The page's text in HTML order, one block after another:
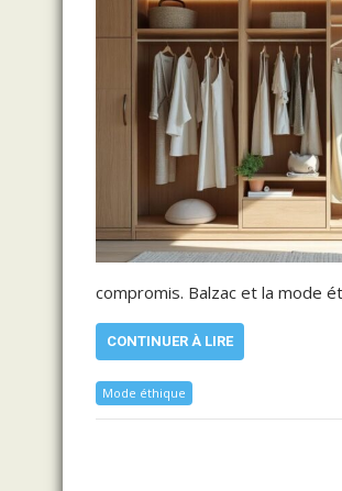
compromis. Balzac et la mode
CONTINUER À LIRE
Mode éthique